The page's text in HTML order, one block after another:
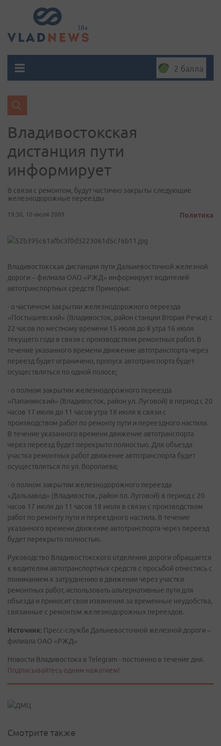
2 балла
Владивостокская
дистанция пути
информирует
В связи с ремонтом, будут частично закрыты следующие
железнодорожные переезды
19:30, 10 июля 2009 Политика
Владивостокская дистанция пути Дальневосточной железной
дороги – филиала ОАО «РЖД» информирует водителей
автотранспортных средств Приморья:
- о частичном закрытии железнодорожного переезда
«Постышевский» (Владивосток, район станции Вторая Речка) с
22 часов по местному времени 15 июля до 8 утра 16 июля
текущего года в связи с производством ремонтных работ. В
течение указанного времени движение автотранспорта через
переезд будет ограничено, пропуск автотранспорта будет
осуществляться по одной полосе;
- о полном закрытии железнодорожного переезда
«Папанинский» (Владивосток, район ул. Луговой) в период с 20
часов 17 июля до 11 часов утра 18 июля в связи с
производством работ по ремонту пути и переездного настила.
В течение указанного времени движение автотранспорта
через переезд будет перекрыто полностью. Для объезда
участка ремонтных работ движение автотранспорта будет
осуществляться по ул. Воропаева;
- о полном закрытии железнодорожного переезда
«Дальзавод» (Владивосток, район пл. Луговой) в период с 20
часов 17 июля до 11 часов 18 июля в связи с производством
работ по ремонту пути и переездного настила. В течение
указанного времени движение автотранспорта через переезд
будет перекрыто полностью.
Руководство Владивостокского отделения дороги обращается
к водителям автотранспортных средств с просьбой отнестись с
пониманием к затруднению в движении через участки
ремонтных работ, использовать альтернативные пути для
объезда и приносит свои извинения за временные неудобства,
связанные с ремонтом железнодорожных переездов.
Источник: Пресс-служба Дальневосточной железной дороги –
филиала ОАО «РЖД»
Новости Владивостока в Telegram - постоянно в течение дня.
Подписывайтесь одним нажатием!
Смотрите также